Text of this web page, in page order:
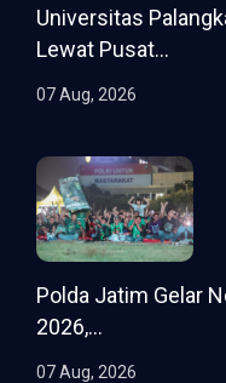
Universitas
Lewat Pusat...
07 Aug, 2026
Polda Jatim Gelar
2026,...
07 Aug, 2026